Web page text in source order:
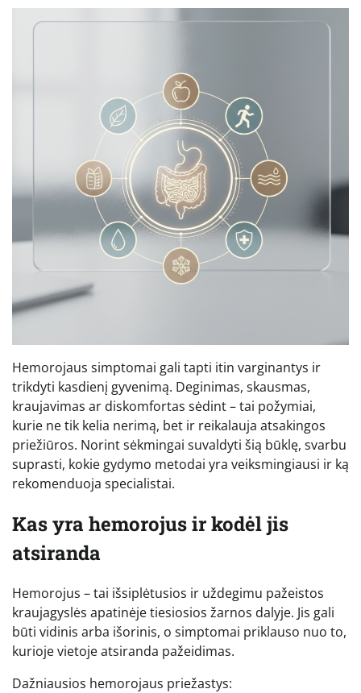
Hemorojaus simptomai gali tapti itin varginantys ir
trikdyti kasdienį gyvenimą. Deginimas, skausmas,
kraujavimas ar diskomfortas sėdint – tai požymiai,
kurie ne tik kelia nerimą, bet ir reikalauja atsakingos
priežiūros. Norint sėkmingai suvaldyti šią būklę, svarbu
suprasti, kokie gydymo metodai yra veiksmingiausi ir ką
rekomenduoja specialistai.
Kas yra hemorojus ir kodėl jis
atsiranda
Hemorojus – tai išsiplėtusios ir uždegimu pažeistos
kraujagyslės apatinėje tiesiosios žarnos dalyje. Jis gali
būti vidinis arba išorinis, o simptomai priklauso nuo to,
kurioje vietoje atsiranda pažeidimas.
Dažniausios hemorojaus priežastys: